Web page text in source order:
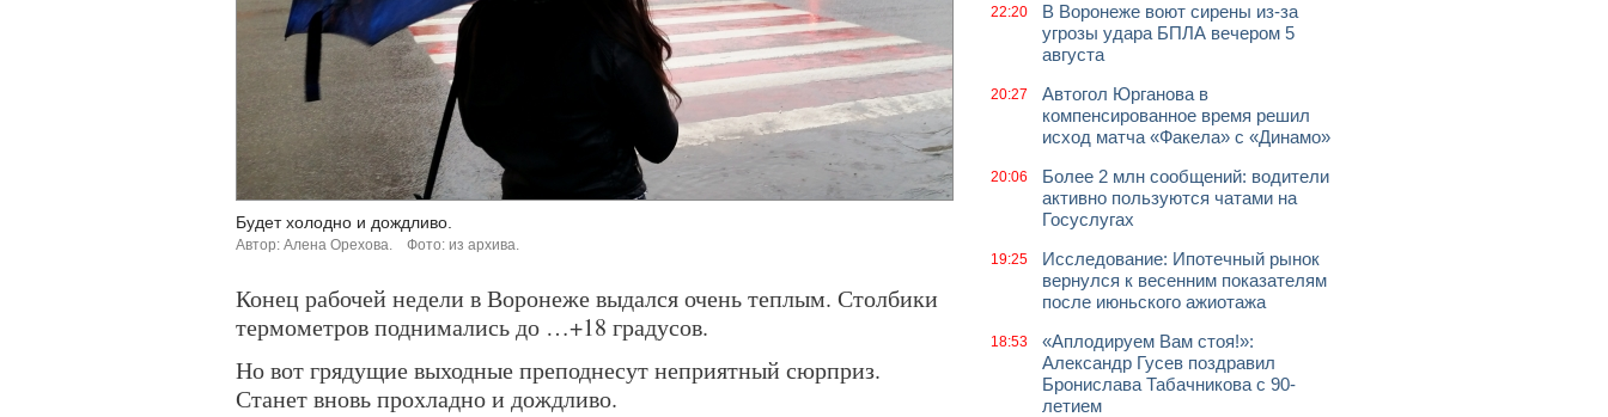
Будет холодно и дождливо.
Автор: Алена Орехова. Фото: из архива.
Конец рабочей недели в Воронеже выдался очень теплым. Столбики
термометров поднимались до …+18 градусов.
Но вот грядущие выходные преподнесут неприятный сюрприз.
Станет вновь прохладно и дождливо.
22:20
В Воронеже воют сирены из-за
угрозы удара БПЛА вечером 5
августа
20:27
Автогол Юрганова в
компенсированное время решил
исход матча «Факела» с «Динамо»
20:06
Более 2 млн сообщений: водители
активно пользуются чатами на
Госуслугах
19:25
Исследование: Ипотечный рынок
вернулся к весенним показателям
после июньского ажиотажа
18:53
«Аплодируем Вам стоя!»:
Александр Гусев поздравил
Бронислава Табачникова с 90-
летием